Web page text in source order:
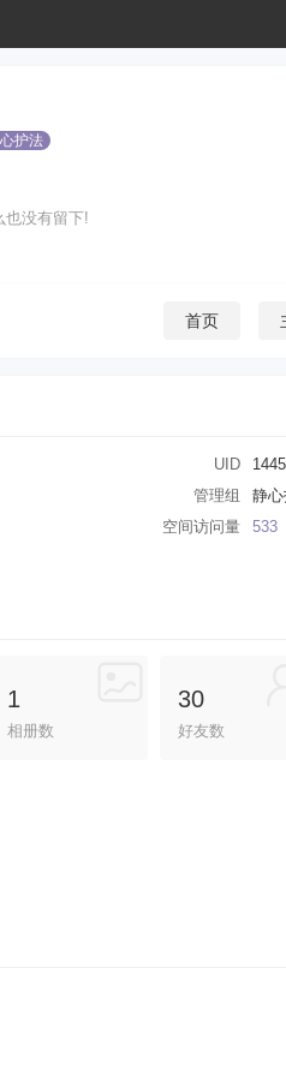
护法
也没有留下!
首页
UID
1445
管理组
静
空间访问量 533
1
相册数
30
好友数